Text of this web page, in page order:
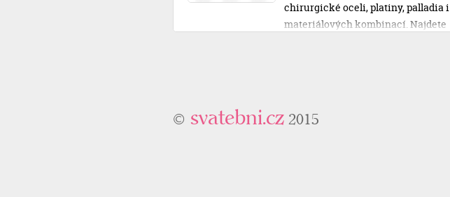
chirurgické oceli, platiny, palladia i
materiálových kombinací. Najdete
© svatebni.cz 2015